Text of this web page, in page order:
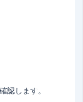
認します。